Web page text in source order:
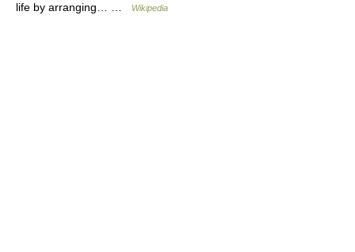
life by arranging… …
Wikipedia